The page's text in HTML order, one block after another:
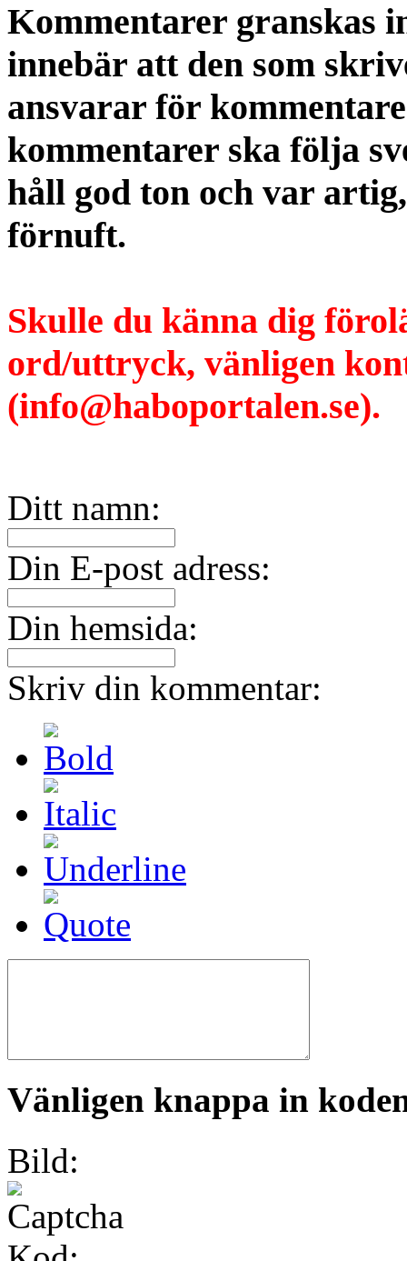
Kommentarer granskas
innebär att den som
ansvarar för
kommentarer ska följa
håll god ton och var
förnuft.
Skulle du känna dig
ord/uttryck, vänligen
(info@haboportalen.se).
Ditt namn:
Din E-post adress:
Din hemsida:
Skriv din kommentar:
Vänligen knappa in
Bild: